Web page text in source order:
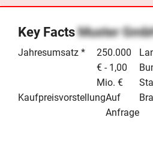
Key FactsMuster
Jahresumsatz *
250.000
€ - 1,00
Mio. €
KaufpreisvorstellungAuf
Anfrage